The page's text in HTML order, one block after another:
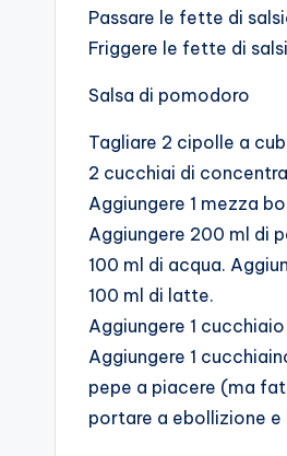
Passare le fette di
Friggere le fette di
Salsa di pomodoro
Tagliare 2 cipolle a
2 cucchiai di
Aggiungere 1 mezza
Aggiungere 200 ml di
100 ml di acqua.
100 ml di latte.
Aggiungere 1
Aggiungere 1
pepe a piacere (ma
portare a ebollizione e